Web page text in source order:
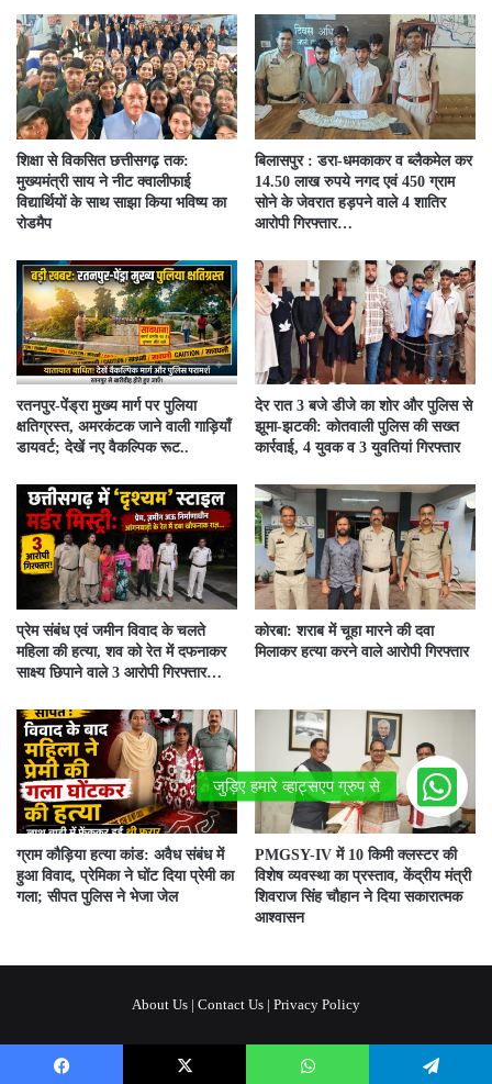
शिक्षा से विकसित छत्तीसगढ़ तक:
मुख्यमंत्री साय ने नीट क्वालीफाई
विद्यार्थियों के साथ साझा किया भविष्य का
रोडमैप
बिलासपुर : डरा-धमकाकर व ब्लैकमेल कर
14.50 लाख रुपये नगद एवं 450 ग्राम
सोने के जेवरात हड़पने वाले 4 शातिर
आरोपी गिरफ्तार…
रतनपुर-पेंड्रा मुख्य मार्ग पर पुलिया
क्षतिग्रस्त, अमरकंटक जाने वाली गाड़ियाँ
डायवर्ट; देखें नए वैकल्पिक रूट..
देर रात 3 बजे डीजे का शोर और पुलिस से
झूमा-झटकी: कोतवाली पुलिस की सख्त
कार्रवाई, 4 युवक व 3 युवतियां गिरफ्तार
प्रेम संबंध एवं जमीन विवाद के चलते
महिला की हत्या, शव को रेत में दफनाकर
साक्ष्य छिपाने वाले 3 आरोपी गिरफ्तार…
कोरबा: शराब में चूहा मारने की दवा
मिलाकर हत्या करने वाले आरोपी गिरफ्तार
ग्राम कौड़िया हत्या कांड: अवैध संबंध में
हुआ विवाद, प्रेमिका ने घोंट दिया प्रेमी का
गला; सीपत पुलिस ने भेजा जेल
PMGSY-IV में 10 किमी क्लस्टर की
विशेष व्यवस्था का प्रस्ताव, केंद्रीय मंत्री
शिवराज सिंह चौहान ने दिया सकारात्मक
आश्वासन
About Us | Contact Us | Privacy Policy